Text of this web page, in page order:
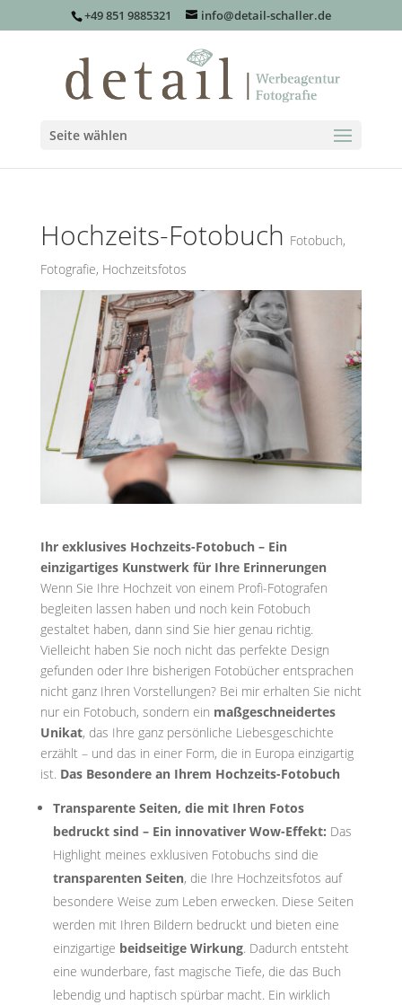
+49 851 9885321 info@detail-schaller.de
Seite wählen
Hochzeits-Fotobuch Fotobuch,
Fotografie, Hochzeitsfotos
Ihr exklusives Hochzeits-Fotobuch – Ein
einzigartiges Kunstwerk für Ihre Erinnerungen
Wenn Sie Ihre Hochzeit von einem Profi-Fotografen
begleiten lassen haben und noch kein Fotobuch
gestaltet haben, dann sind Sie hier genau richtig.
Vielleicht haben Sie noch nicht das perfekte Design
gefunden oder Ihre bisherigen Fotobücher entsprachen
nicht ganz Ihren Vorstellungen? Bei mir erhalten Sie nicht
nur ein Fotobuch, sondern ein maßgeschneidertes
Unikat, das Ihre ganz persönliche Liebesgeschichte
erzählt – und das in einer Form, die in Europa einzigartig
ist. Das Besondere an Ihrem Hochzeits-Fotobuch
Transparente Seiten, die mit Ihren Fotos
bedruckt sind – Ein innovativer Wow-Effekt: Das
Highlight meines exklusiven Fotobuchs sind die
transparenten Seiten, die Ihre Hochzeitsfotos auf
besondere Weise zum Leben erwecken. Diese Seiten
werden mit Ihren Bildern bedruckt und bieten eine
einzigartige beidseitige Wirkung. Dadurch entsteht
eine wunderbare, fast magische Tiefe, die das Buch
lebendig und haptisch spürbar macht. Ein wirklich